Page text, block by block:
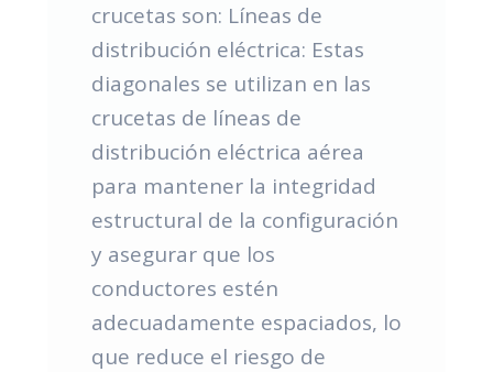
crucetas son: Líneas de
distribución eléctrica: Estas
diagonales se utilizan en las
crucetas de líneas de
distribución eléctrica aérea
para mantener la integridad
estructural de la configuración
y asegurar que los
conductores estén
adecuadamente espaciados, lo
que reduce el riesgo de